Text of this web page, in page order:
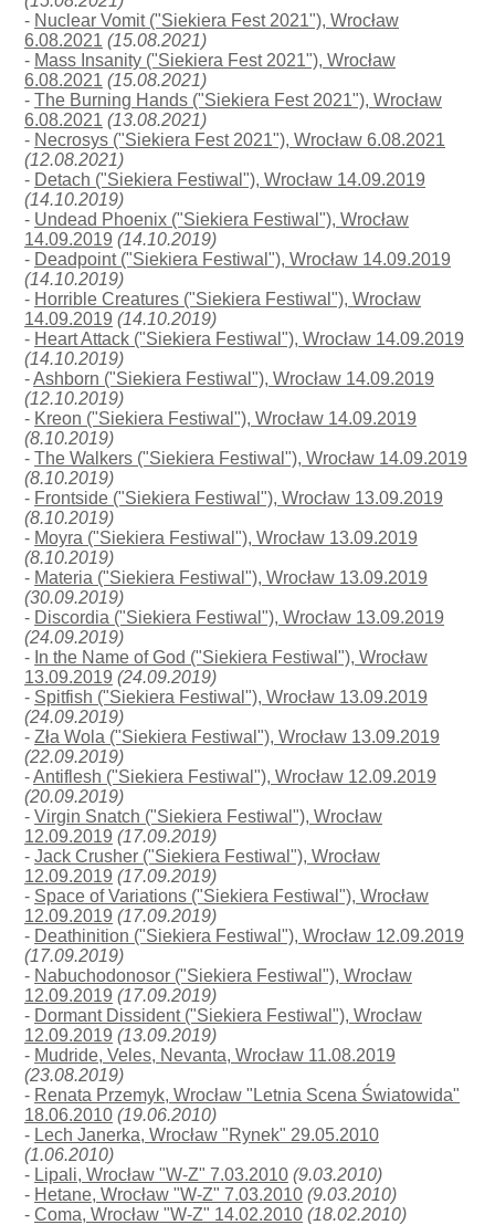
- Nuclear Vomit ("Siekiera Fest 2021"), Wrocław
6.08.2021 (15.08.2021)
- Mass Insanity ("Siekiera Fest 2021"), Wrocław
6.08.2021 (15.08.2021)
-The Burning Hands ("Siekiera Fest 2021"), Wrocław
6.08.2021 (13.08.2021)
- Necrosys ("Siekiera Fest 2021"), Wrocław 6.08.2021
(12.08.2021)
- Detach ("Siekiera Festiwal"), Wrocław 14.09.2019
(14.10.2019)
- Undead Phoenix ("Siekiera Festiwal"), Wrocław
14.09.2019 (14.10.2019)
- Deadpoint ("Siekiera Festiwal"), Wrocław 14.09.2019
(14.10.2019)
- Horrible Creatures ("Siekiera Festiwal"), Wrocław
14.09.2019 (14.10.2019)
- Heart Attack ("Siekiera Festiwal"), Wrocław 14.09.2019
(14.10.2019)
-Ashborn ("Siekiera Festiwal"), Wrocław 14.09.2019
(12.10.2019)
- Kreon ("Siekiera Festiwal"), Wrocław 14.09.2019
(8.10.2019)
-The Walkers ("Siekiera Festiwal"), Wrocław 14.09.2019
(8.10.2019)
- Frontside ("Siekiera Festiwal"), Wrocław 13.09.2019
(8.10.2019)
- Moyra ("Siekiera Festiwal"), Wrocław 13.09.2019
(8.10.2019)
- Materia ("Siekiera Festiwal"), Wrocław 13.09.2019
(30.09.2019)
- Discordia ("Siekiera Festiwal"), Wrocław 13.09.2019
(24.09.2019)
- In the Name of God ("Siekiera Festiwal"), Wrocław
13.09.2019 (24.09.2019)
- Spitfish ("Siekiera Festiwal"), Wrocław 13.09.2019
(24.09.2019)
-Zła Wola ("Siekiera Festiwal"), Wrocław 13.09.2019
(22.09.2019)
-Antiflesh ("Siekiera Festiwal"), Wrocław 12.09.2019
(20.09.2019)
-Virgin Snatch ("Siekiera Festiwal"), Wrocław
12.09.2019 (17.09.2019)
-Jack Crusher ("Siekiera Festiwal"), Wrocław
12.09.2019 (17.09.2019)
- Space of Variations ("Siekiera Festiwal"), Wrocław
12.09.2019 (17.09.2019)
- Deathinition ("Siekiera Festiwal"), Wrocław 12.09.2019
(17.09.2019)
- Nabuchodonosor ("Siekiera Festiwal"), Wrocław
12.09.2019 (17.09.2019)
- Dormant Dissident ("Siekiera Festiwal"), Wrocław
12.09.2019 (13.09.2019)
- Mudride, Veles, Nevanta, Wrocław 11.08.2019
(23.08.2019)
- Renata Przemyk, Wrocław "Letnia Scena Światowida"
18.06.2010 (19.06.2010)
- Lech Janerka, Wrocław "Rynek" 29.05.2010
(1.06.2010)
- Lipali, Wrocław "W-Z" 7.03.2010 (9.03.2010)
- Hetane, Wrocław "W-Z" 7.03.2010 (9.03.2010)
-Coma, Wrocław "W-Z" 14.02.2010 (18.02.2010)